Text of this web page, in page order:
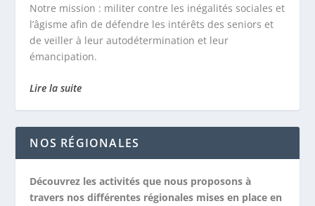
Notre mission : militer contre les inégalités sociales et
l’âgisme afin de défendre les intérêts des seniors et
de veiller à leur autodétermination et leur
émancipation.
Lire la suite
NOS RÉGIONALES
Découvrez les activités que nous proposons à
travers nos différentes régionales mises en place en